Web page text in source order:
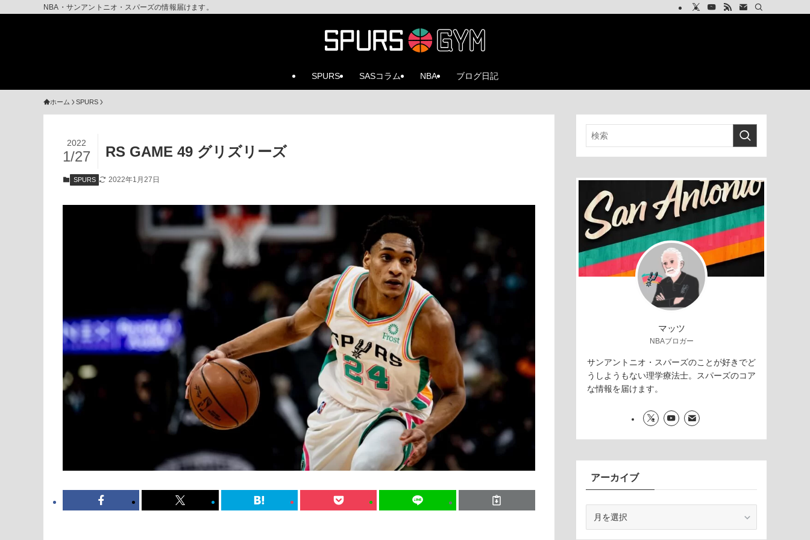
NBA・サンアントニオ・スパーズの情報届けます。
SPURS SASコラム NBA ブログ日記
ホーム SPURS
RS GAME 49 グリズリーズ
2022
1/27
SPURS 2022年1月27日
マッツ
NBAブロガー
サンアントニオ・スパーズのことが好きでど
うしようもない理学療法士。スパーズのコア
な情報を届けます。
アーカイブ